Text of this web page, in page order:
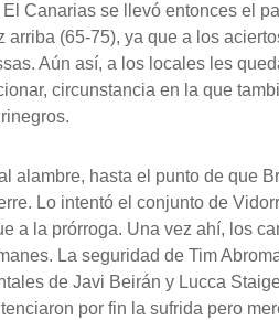
Canarias se llevó entonces el
arriba (65-75), ya que a los
Aún así, a los locales les
circunstancia en la que
alambre, hasta el punto de que
Lo intentó el conjunto de
a la prórroga. Una vez ahí, los
La seguridad de Tim
de Javi Beirán y Lucca
por fin la sufrida pero